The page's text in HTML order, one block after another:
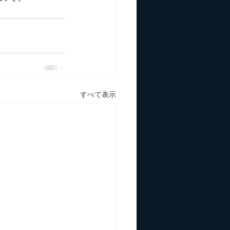
すべて表示